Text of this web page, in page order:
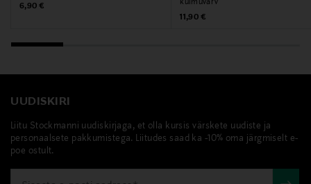
Original Price
6,90 €
kulmuvärv
Original Price
11,90 €
UUDISKIRI
Liitu Stockmanni uudiskirjaga, et olla kursis värskete uudiste ja
personaalsete pakkumistega. Liitudes saad ka -10% oma järgmiselt e-
poe ostult.